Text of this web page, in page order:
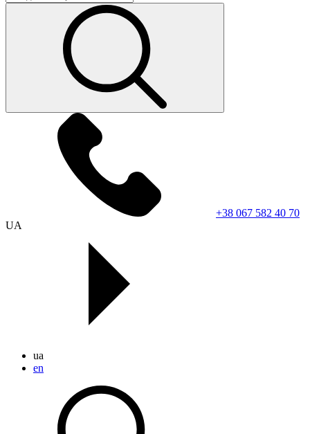
+38 067 582 40 70
UA
ua
en